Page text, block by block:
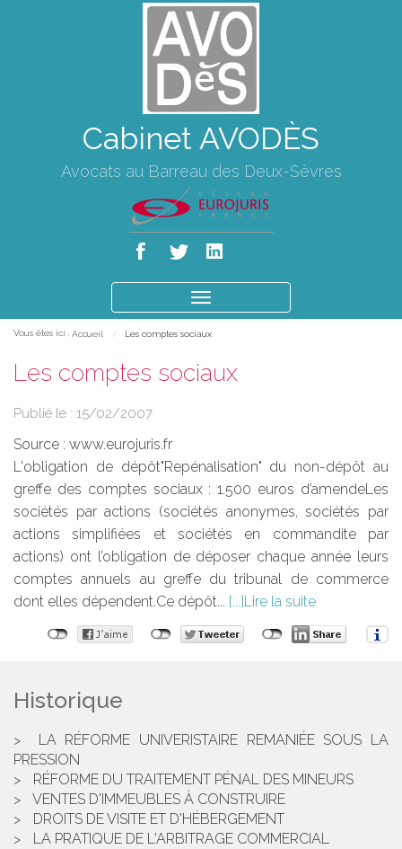
Cabinet AVODÈS
Avocats au Barreau des Deux-Sèvres
le
Vous êtes ici : Accueil Les comptes sociaux
Les comptes sociaux
Publié le : 15/02/2007
Source : www.eurojuris.fr
L'obligation de dépôt"Repénalisation" du non-dépôt au
greffe des comptes sociaux : 1.500 euros d’amendeLes
sociétés par actions (sociétés anonymes, sociétés par
actions simplifiées et sociétés en commandite par
actions) ont l’obligation de déposer chaque année leurs
comptes annuels au greffe du tribunal de commerce
dont elles dépendent.Ce dépôt...
Lire la suite
Historique
LA RÉFORME UNIVERISTAIRE REMANIÉE SOUS LA
PRESSION
RÉFORME DU TRAITEMENT PÉNAL DES MINEURS
VENTES D'IMMEUBLES À CONSTRUIRE
DROITS DE VISITE ET D'HÉBERGEMENT
LA PRATIQUE DE L'ARBITRAGE COMMERCIAL